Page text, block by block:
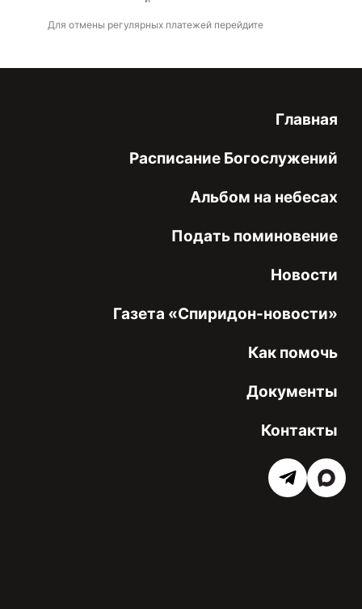
Для отмены регулярных платежей перейдите
Главная
Расписание Богослужений
Альбом на небесах
Подать поминовение
Новости
Газета «Спиридон-новости»
Как помочь
Документы
Контакты